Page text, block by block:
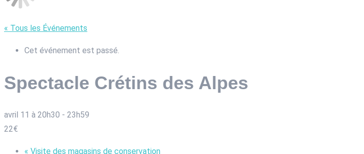
« Tous les Événements
Cet événement est passé.
Spectacle Crétins des Alpes
avril 11 à 20h30 - 23h59
22€
« Visite des magasins de conservation